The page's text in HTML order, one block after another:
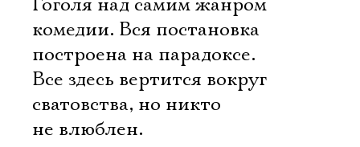
Гоголя над самим жанром
комедии. Вся постановка
построена на парадоксе.
Все здесь вертится вокруг
сватовства, но никто
не влюблен.